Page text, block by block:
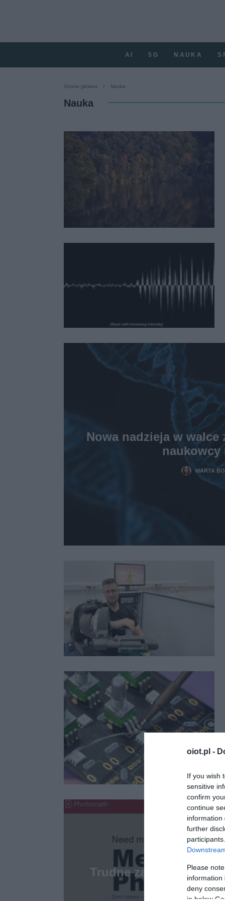
oiot.pl -
If you wish
sensitive
confirm
continue
information
further
Please
information
deny
in below
AI 5G NAUKA
Strona główna Nauka
Nauka
Nowa nadzieja w
naukowcy
MARTA
Trudne zadania z